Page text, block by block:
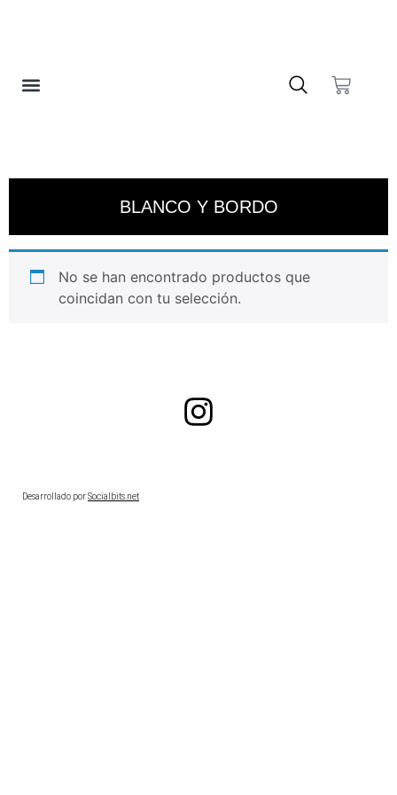
BLANCO Y BORDO
No se han encontrado productos que
coincidan con tu selección.
Desarrollado porSocialbits.net